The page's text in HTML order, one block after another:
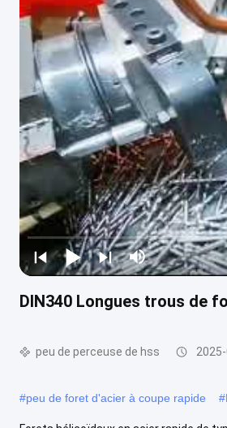
DIN340 Longues trous de
peu de perceuse de hss
#peu de foret d'acier à coupe rapide #